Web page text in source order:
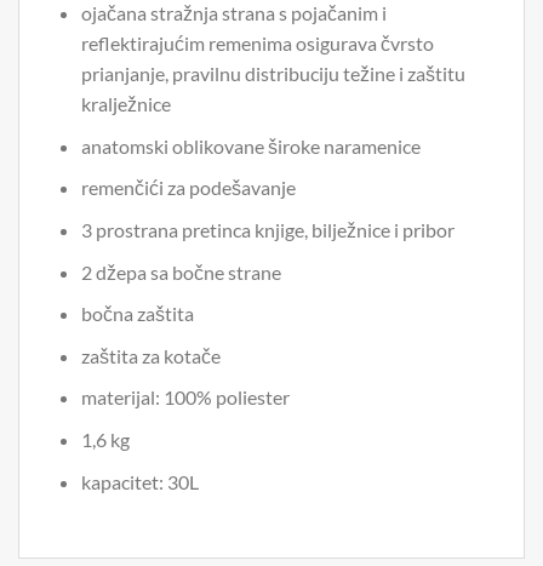
ojačana stražnja strana s pojačanim i
reflektirajućim remenima osigurava čvrsto
prianjanje, pravilnu distribuciju težine i zaštitu
kralježnice
anatomski oblikovane široke naramenice
remenčići za podešavanje
3 prostrana pretinca knjige, bilježnice i pribor
2 džepa sa bočne strane
bočna zaštita
zaštita za kotače
materijal: 100% poliester
1,6 kg
kapacitet: 30L